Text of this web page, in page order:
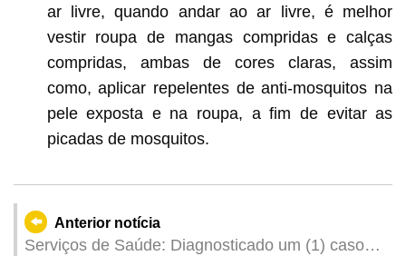
ar livre, quando andar ao ar livre, é melhor
vestir roupa de mangas compridas e calças
compridas, ambas de cores claras, assim
como, aplicar repelentes de anti-mosquitos na
pele exposta e na roupa, a fim de evitar as
picadas de mosquitos.
Anterior notícia
Serviços de Saúde: Diagnosticado um (1) caso